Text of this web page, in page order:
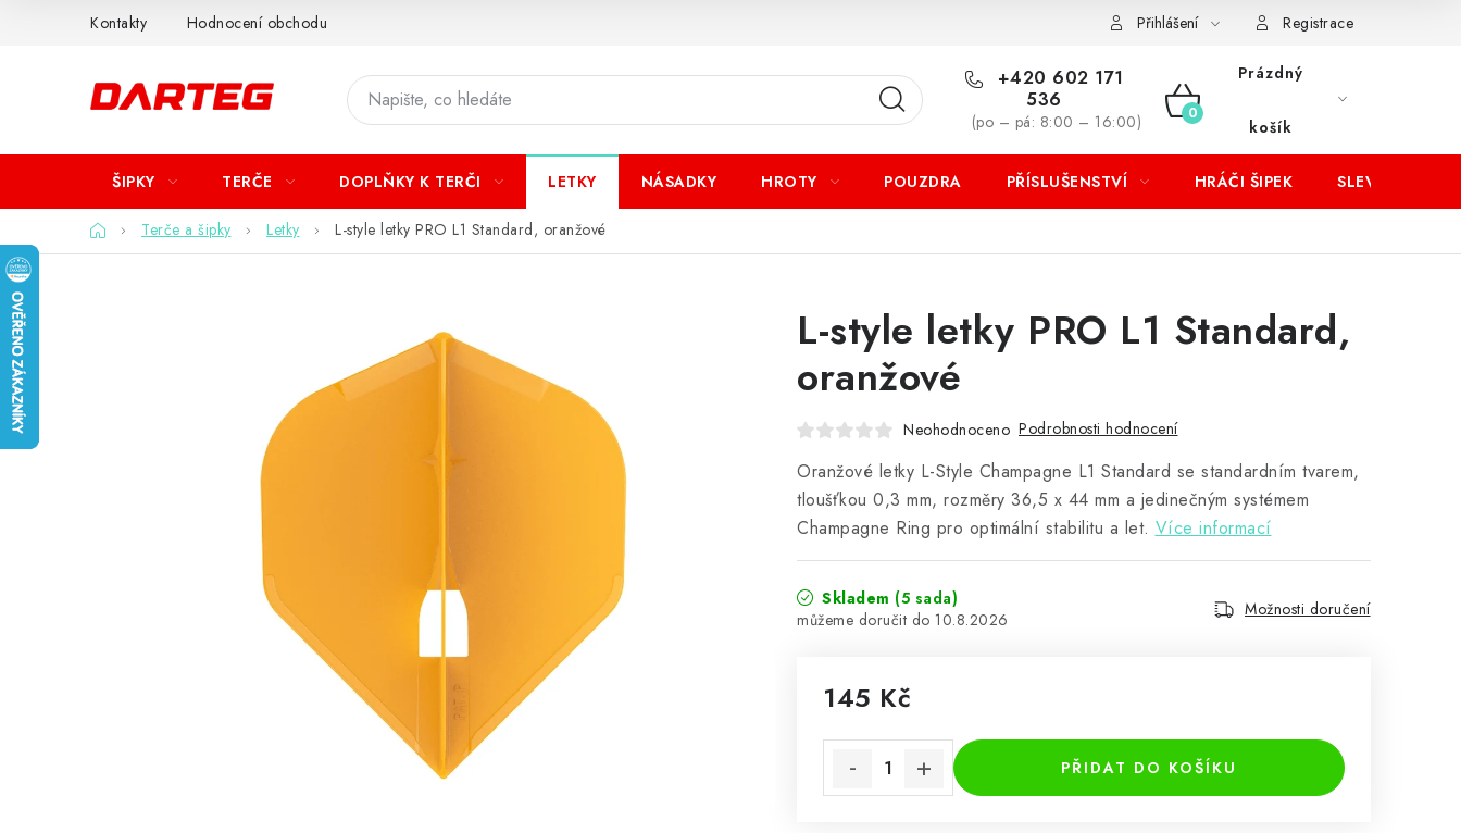
Kontakty Hodnocení obchodu Přihlášení Registrace
+420 602 171
536
(po – pá: 8:00 – 16:00)
NÁKUPNÍ
KOŠÍK
Prázdný
košík
ŠIPKY TERČE DOPLŇKY K TERČI LETKY NÁSADKY HROTY POUZDRA PŘÍSLUŠENSTVÍ HRÁČI ŠIPEK SLEVY
DomůTerče a šipky Letky L-style letky PRO L1 Standard, oranžové
L-style letky PRO L1 Standard,
oranžové
Neohodnoceno Podrobnosti hodnocení
Oranžové letky L-Style Champagne L1 Standard se standardním tvarem,
tloušťkou 0,3 mm, rozměry 36,5 x 44 mm a jedinečným systémem
Champagne Ring pro optimální stabilitu a let. Více informací
Skladem (5 sada)
10.8.2026
Možnosti doručení
145 Kč
PŘIDAT DO KOŠÍKU